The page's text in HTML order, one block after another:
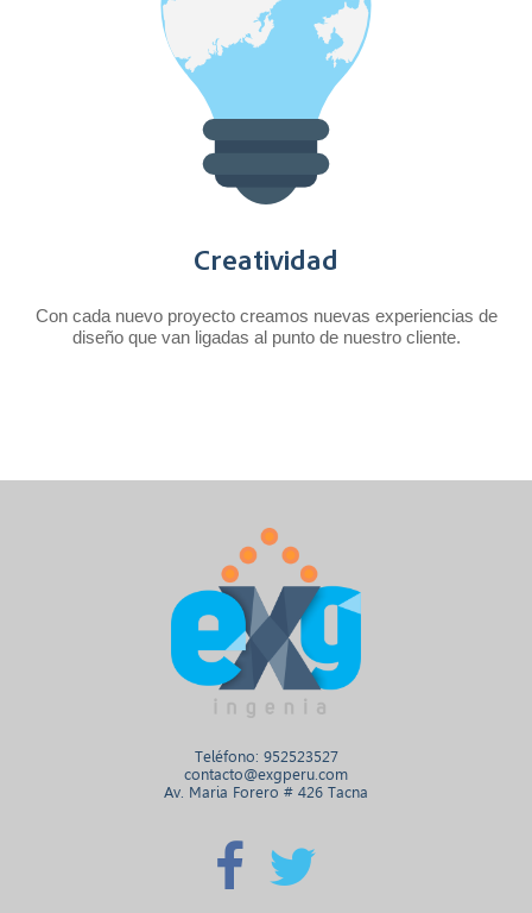
Creatividad
Con cada nuevo proyecto creamos nuevas experiencias de
diseño que van ligadas al punto de nuestro cliente.
Teléfono: 952523527
contacto@exgperu.com
Av. Maria Forero # 426 Tacna